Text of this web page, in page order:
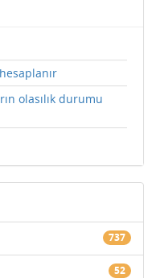
olasılık durumu
737
52